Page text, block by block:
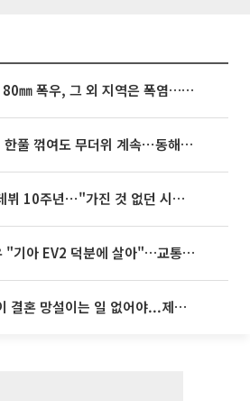
동해안은 시간당 80㎜ 폭우, 그 외 지역은 폭염…‘극과 극 날씨’
[내일 날씨] 폭염 한풀 꺾여도 무더위 계속⋯동해안 이틀 연속 비
임영웅, 어느덧 데뷔 10주년⋯"가진 것 없던 시절, 내 앞엔 20명의 팬뿐"
'굿 윌 헌팅' 배우 "기아 EV2 덕분에 살아"…교통사고 후 안전성 극찬
李대통령 “청년이 결혼 망설이는 일 없어야...제도상 불이익 조사”